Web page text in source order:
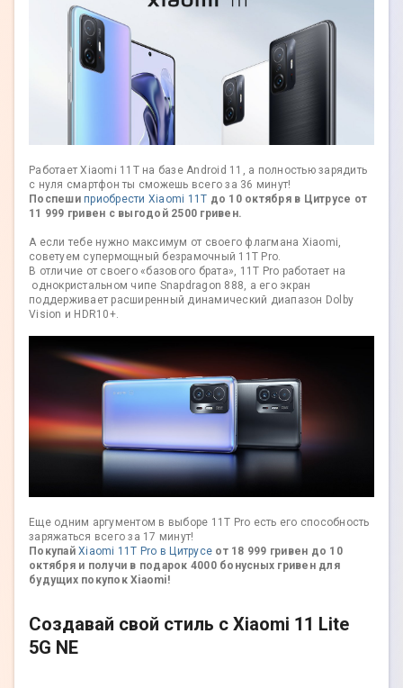
Работает Xiaomi 11T на базе Android 11, а полностью зарядить
с нуля смартфон ты сможешь всего за 36 минут!
Поспеши приобрести Xiaomi 11T до 10 октября в Цитрусе от
11 999 гривен с выгодой 2500 гривен.
А если тебе нужно максимум от своего флагмана Xiaomi,
советуем супермощный безрамочный 11T Pro.
В отличие от своего «базового брата», 11T Pro работает на
однокристальном чипе Snapdragon 888, а его экран
поддерживает расширенный динамический диапазон Dolby
Vision и HDR10+.
Еще одним аргументом в выборе 11T Pro есть его способность
заряжаться всего за 17 минут!
Покупай Xiaomi 11T Pro в Цитрусе от 18 999 гривен до 10
октября и получи в подарок 4000 бонусных гривен для
будущих покупок Xiaomi!
Создавай свой стиль с Xiaomi 11 Lite
5G NE